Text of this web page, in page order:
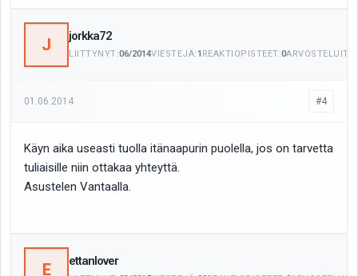
J jorkka72
LIITTYNYT:06/2014VIESTEJÄ:1 REAKTIOPISTEET:0ARVOSTELUITA:
01.06.2014 #4
Käyn aika useasti tuolla itänaapurin puolella, jos on tarvetta
tuliaisille niin ottakaa yhteyttä.
Asustelen Vantaalla.
E ettanlover